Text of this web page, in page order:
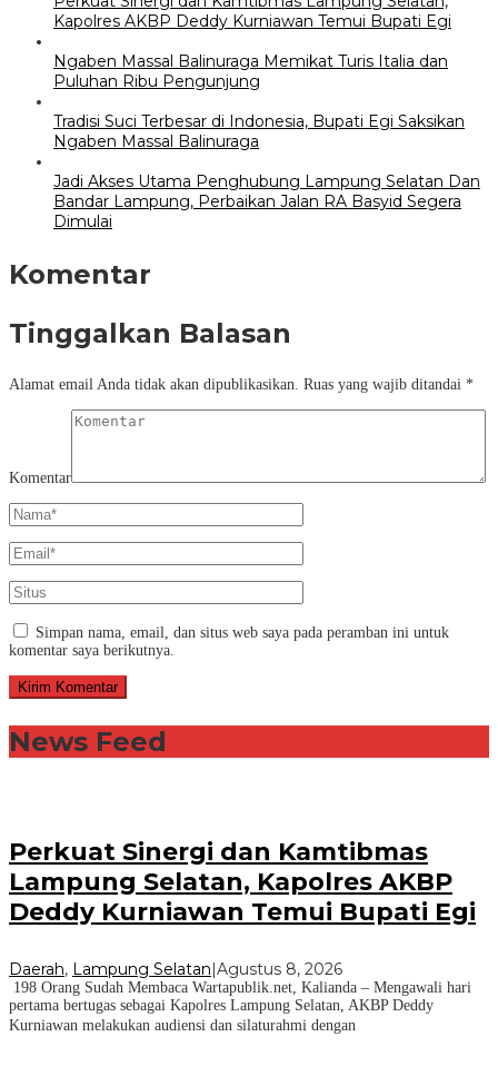
Kapolres AKBP Deddy Kurniawan Temui Bupati Egi
Ngaben Massal Balinuraga Memikat Turis Italia dan
Puluhan Ribu Pengunjung
Tradisi Suci Terbesar di Indonesia, Bupati Egi Saksikan
Ngaben Massal Balinuraga
Jadi Akses Utama Penghubung Lampung Selatan Dan
Bandar Lampung, Perbaikan Jalan RA Basyid Segera
Dimulai
Komentar
Tinggalkan Balasan
Alamat email Anda tidak akan dipublikasikan. Ruas yang wajib ditandai *
Komentar
Simpan nama, email, dan situs web saya pada peramban ini untuk
komentar saya berikutnya.
News Feed
Perkuat Sinergi dan Kamtibmas
Lampung Selatan, Kapolres AKBP
Deddy Kurniawan Temui Bupati Egi
Daerah, Lampung Selatan Agustus 8, 2026
198 Orang Sudah Membaca Wartapublik.net, Kalianda – Mengawali hari
pertama bertugas sebagai Kapolres Lampung Selatan, AKBP Deddy
Kurniawan melakukan audiensi dan silaturahmi dengan